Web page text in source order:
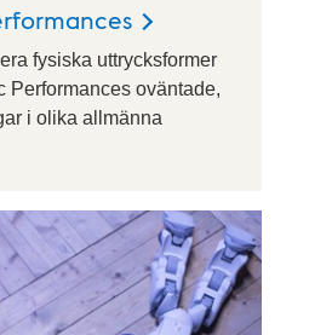
fysiska uttrycksformer
Performances oväntade,
i olika allmänna